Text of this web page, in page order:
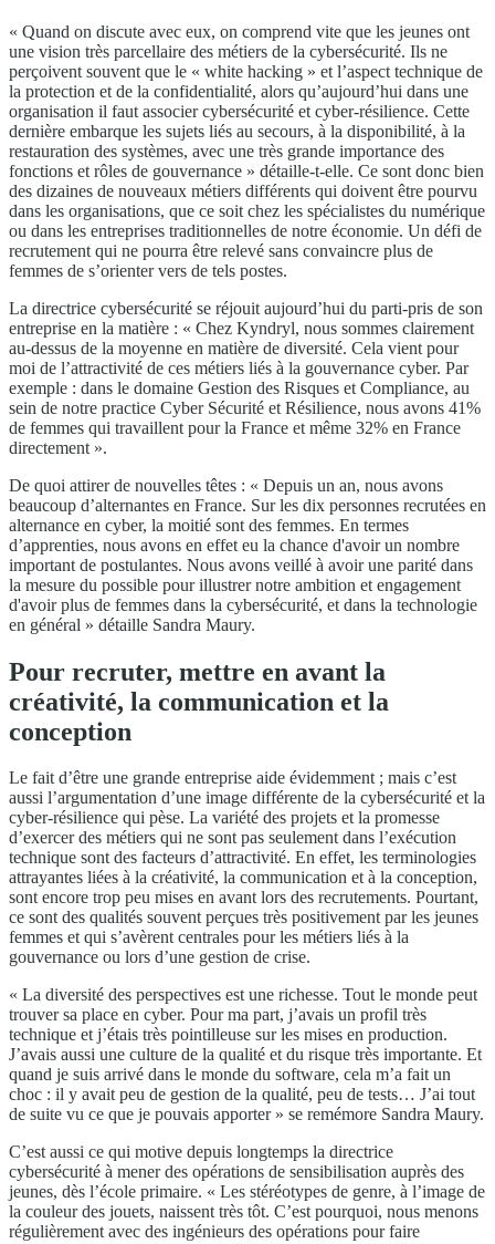
« Quand on discute avec eux, on comprend vite que les jeunes ont
une vision très parcellaire des métiers de la cybersécurité. Ils ne
perçoivent souvent que le « white hacking » et l’aspect technique de
la protection et de la confidentialité, alors qu’aujourd’hui dans une
organisation il faut associer cybersécurité et cyber-résilience. Cette
dernière embarque les sujets liés au secours, à la disponibilité, à la
restauration des systèmes, avec une très grande importance des
fonctions et rôles de gouvernance » détaille-t-elle. Ce sont donc bien
des dizaines de nouveaux métiers différents qui doivent être pourvu
dans les organisations, que ce soit chez les spécialistes du numérique
ou dans les entreprises traditionnelles de notre économie. Un défi de
recrutement qui ne pourra être relevé sans convaincre plus de
femmes de s’orienter vers de tels postes.
La directrice cybersécurité se réjouit aujourd’hui du parti-pris de son
entreprise en la matière : « Chez Kyndryl, nous sommes clairement
au-dessus de la moyenne en matière de diversité. Cela vient pour
moi de l’attractivité de ces métiers liés à la gouvernance cyber. Par
exemple : dans le domaine Gestion des Risques et Compliance, au
sein de notre practice Cyber Sécurité et Résilience, nous avons 41%
de femmes qui travaillent pour la France et même 32% en France
directement ».
De quoi attirer de nouvelles têtes : « Depuis un an, nous avons
beaucoup d’alternantes en France. Sur les dix personnes recrutées en
alternance en cyber, la moitié sont des femmes. En termes
d’apprenties, nous avons en effet eu la chance d'avoir un nombre
important de postulantes. Nous avons veillé à avoir une parité dans
la mesure du possible pour illustrer notre ambition et engagement
d'avoir plus de femmes dans la cybersécurité, et dans la technologie
en général » détaille Sandra Maury.
Pour recruter, mettre en avant la
créativité, la communication et la
conception
Le fait d’être une grande entreprise aide évidemment ; mais c’est
aussi l’argumentation d’une image différente de la cybersécurité et la
cyber-résilience qui pèse. La variété des projets et la promesse
d’exercer des métiers qui ne sont pas seulement dans l’exécution
technique sont des facteurs d’attractivité. En effet, les terminologies
attrayantes liées à la créativité, la communication et à la conception,
sont encore trop peu mises en avant lors des recrutements. Pourtant,
ce sont des qualités souvent perçues très positivement par les jeunes
femmes et qui s’avèrent centrales pour les métiers liés à la
gouvernance ou lors d’une gestion de crise.
« La diversité des perspectives est une richesse. Tout le monde peut
trouver sa place en cyber. Pour ma part, j’avais un profil très
technique et j’étais très pointilleuse sur les mises en production.
J’avais aussi une culture de la qualité et du risque très importante. Et
quand je suis arrivé dans le monde du software, cela m’a fait un
choc : il y avait peu de gestion de la qualité, peu de tests… J’ai tout
de suite vu ce que je pouvais apporter » se remémore Sandra Maury.
C’est aussi ce qui motive depuis longtemps la directrice
cybersécurité à mener des opérations de sensibilisation auprès des
jeunes, dès l’école primaire. « Les stéréotypes de genre, à l’image de
la couleur des jouets, naissent très tôt. C’est pourquoi, nous menons
régulièrement avec des ingénieurs des opérations pour faire